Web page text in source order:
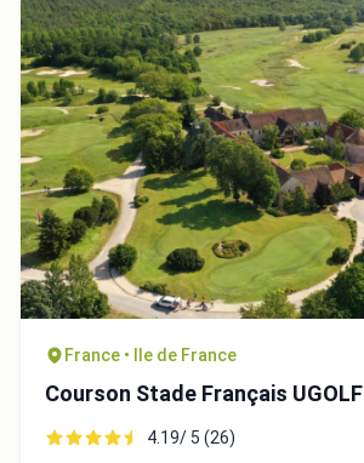
France • Ile de France
Courson Stade Français UGOLF
4.19/ 5 (26)